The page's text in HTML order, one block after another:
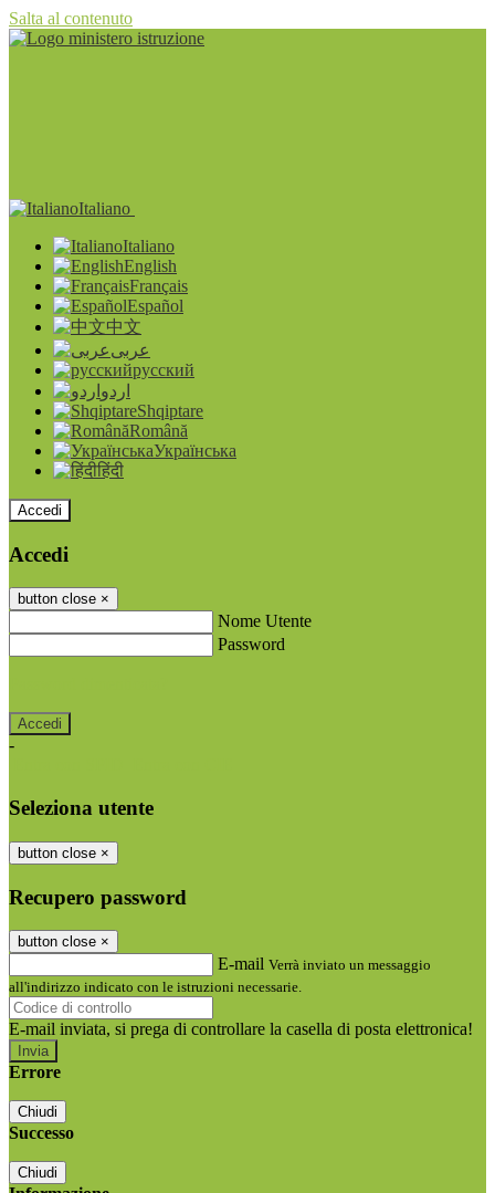
Salta al contenuto
Italiano
Italiano
English
Français
Español
中文
عربى
русский
اردو
Shqiptare
Română
Українська
हिंदी
Accedi
Accedi
button close ×
Nome Utente
Password
-
Seleziona utente
button close ×
Recupero password
button close ×
E-mail Verrà inviato un messaggio
all'indirizzo indicato con le istruzioni necessarie.
E-mail inviata, si prega di controllare la casella di posta elettronica!
Errore
Chiudi
Successo
Chiudi